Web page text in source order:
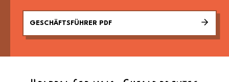
GESCHÄFTSFÜHRER PDF